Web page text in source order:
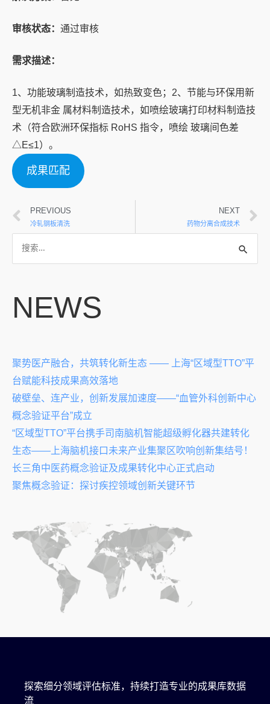
审核状态： 通过审核
需求描述：
1、功能玻璃制造技术，如热致变色；2、节能与环保用新
型无机非金 属材料制造技术，如喷绘玻璃打印材料制造技
术（符合欧洲环保指标 RoHS 指令，喷绘 玻璃间色差
△E≤1）。
成果匹配
PREVIOUS
冷轧钢板清洗
NEXT
药物分离合成技术
NEWS
聚势医产融合，共筑转化新生态 —— 上海“区域型TTO”平
台赋能科技成果高效落地
破壁垒、连产业，创新发展加速度——“血管外科创新中心
概念验证平台”成立
“区域型TTO”平台携手司南脑机智能超级孵化器共建转化
生态——上海脑机接口未来产业集聚区吹响创新集结号！
长三角中医药概念验证及成果转化中心正式启动
聚焦概念验证：探讨疾控领域创新关键环节
探索细分领域评估标准，持续打造专业的成果库数据
流